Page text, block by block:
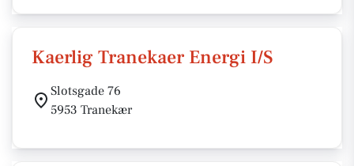
Kaerlig Tranekaer Energi I/S
Slotsgade 76
5953 Tranekær